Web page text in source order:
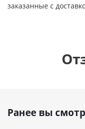
заказанные с
Ранее вы